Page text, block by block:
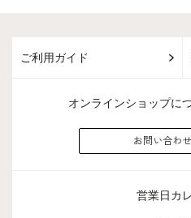
ご利用ガイド
オンラインショップに
お問い合わ
営業日カ